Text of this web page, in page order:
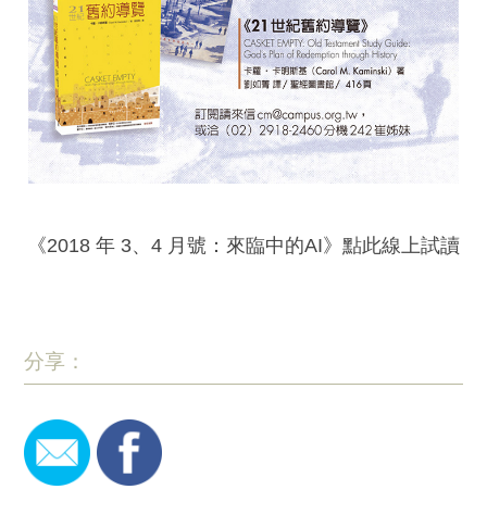
《2018 年 3、4 月號：來臨中的AI》點此線上試讀
分享：